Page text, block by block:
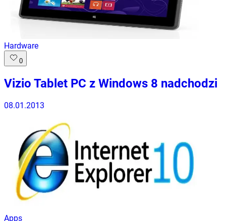
Hardware
0
Vizio Tablet PC z Windows 8 nadchodzi
08.01.2013
Apps